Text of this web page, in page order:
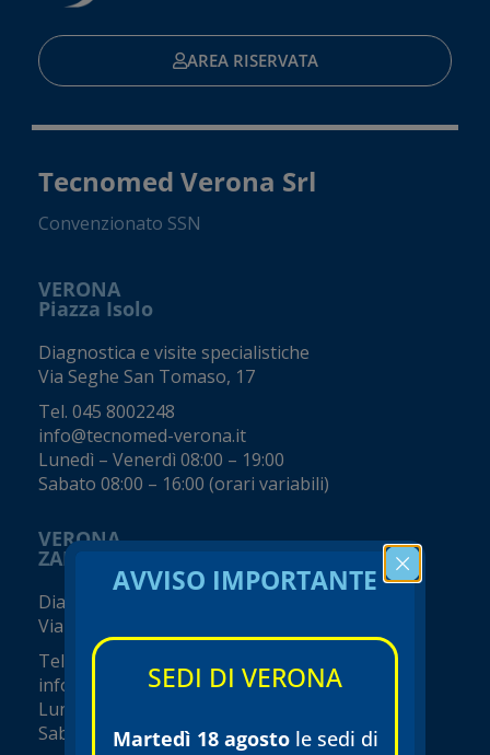
AREA RISERVATA
Tecnomed Verona Srl
Convenzionato SSN
VERONA
Piazza Isolo
Diagnostica e visite specialistiche
Via Seghe San Tomaso, 17
Tel. 045 8002248
info@tecnomed-verona.it
Lunedì – Venerdì 08:00 – 19:00
Sabato 08:00 – 16:00 (orari variabili)
VERONA
ZAI - Viale del Commercio
Diagnostica e visite specialistiche
Viale del Commercio, 14 (Zai)
Tel.
045 8002248
info@tecnomed-verona.it
Lunedì – Venerdì 08:00 – 19:00
Sabato 08:00 – 18:00 (orari variabili)
AVVISO IMPORTANTE
SEDI DI VERONA
Martedì 18 agostole sedi di